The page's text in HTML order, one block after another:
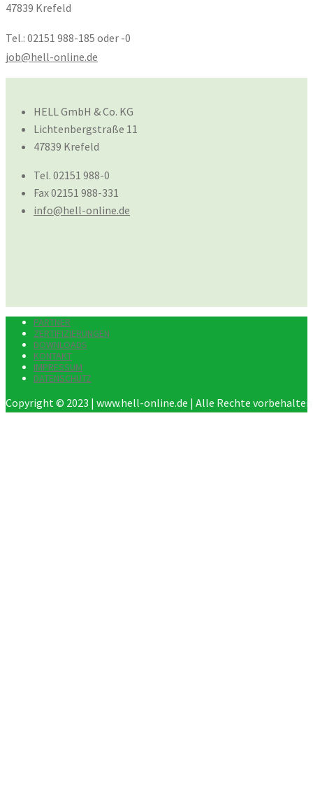
47839 Krefeld
Tel.: 02151 988-185 oder -0
job@hell-online.de
HELL GmbH & Co. KG
Lichtenbergstraße 11
47839 Krefeld
Tel. 02151 988-0
Fax 02151 988-331
info@hell-online.de
PARTNER
ZERTIFIZIERUNGEN
DOWNLOADS
KONTAKT
IMPRESSUM
DATENSCHUTZ
Copyright © 2023 | www.hell-online.de | Alle Rechte